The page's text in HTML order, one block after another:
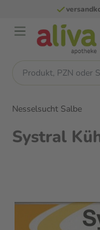
Nesselsucht Salbe
Systral